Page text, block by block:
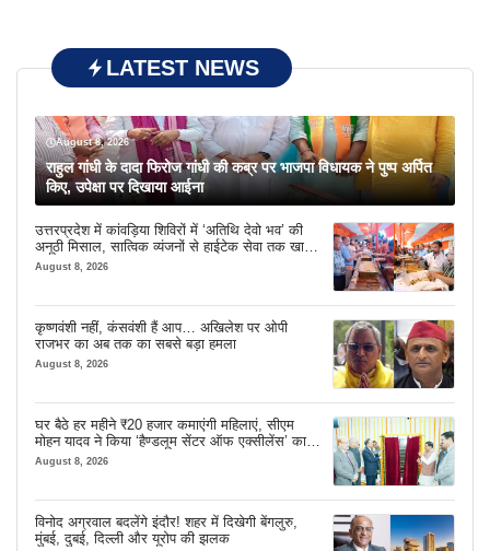
LATEST NEWS
August 8, 2026
राहुल गांधी के दादा फिरोज गांधी की कब्र पर भाजपा विधायक ने पुष्प अर्पित
किए, उपेक्षा पर दिखाया आईना
उत्तरप्रदेश में कांवड़िया शिविरों में ‘अतिथि देवो भव’ की
अनूठी मिसाल, सात्विक व्यंजनों से हाईटेक सेवा तक खास
इंतजाम
August 8, 2026
कृष्णवंशी नहीं, कंसवंशी हैं आप… अखिलेश पर ओपी
राजभर का अब तक का सबसे बड़ा हमला
August 8, 2026
घर बैठे हर महीने ₹20 हजार कमाएंगी महिलाएं, सीएम
मोहन यादव ने किया ‘हैण्डलूम सेंटर ऑफ एक्सीलेंस’ का
शुभारंभ
August 8, 2026
विनोद अग्रवाल बदलेंगे इंदौर! शहर में दिखेगी बेंगलुरु,
मुंबई, दुबई, दिल्ली और यूरोप की झलक